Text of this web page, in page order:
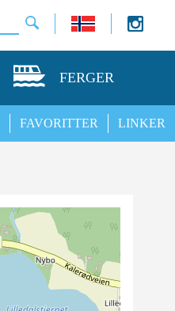
FERGER
LINKER
FAVORITTER